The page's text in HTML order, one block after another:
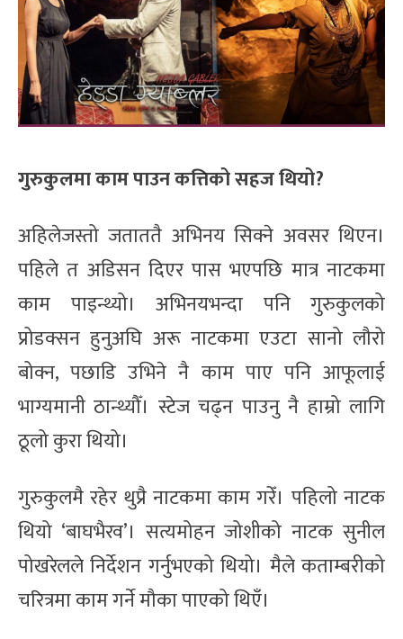
गुरुकुलमा काम पाउन कत्तिको सहज थियो?
अहिलेजस्तो जताततै अभिनय सिक्ने अवसर थिएन।
पहिले त अडिसन दिएर पास भएपछि मात्र नाटकमा
काम पाइन्थ्यो। अभिनयभन्दा पनि गुरुकुलको
प्रोडक्सन हुनुअघि अरू नाटकमा एउटा सानो लौरो
बोक्न, पछाडि उभिने नै काम पाए पनि आफूलाई
भाग्यमानी ठान्थ्यौँ। स्टेज चढ्न पाउनु नै हाम्रो लागि
ठूलो कुरा थियो।
गुरुकुलमै रहेर थुप्रै नाटकमा काम गरेँ। पहिलो नाटक
थियो ‘बाघभैरव’। सत्यमोहन जोशीको नाटक सुनील
पोखरेलले निर्देशन गर्नुभएको थियो। मैले कताम्बरीको
चरित्रमा काम गर्ने मौका पाएको थिएँ।